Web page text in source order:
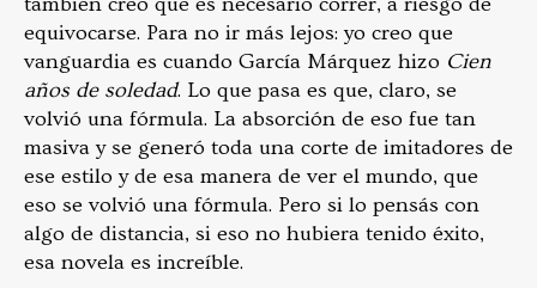
equivocarse. Para no ir más lejos: yo creo que
vanguardia es cuando García Márquez hizo Cien
años de soledad. Lo que pasa es que, claro, se
volvió una fórmula. La absorción de eso fue tan
masiva y se generó toda una corte de imitadores de
ese estilo y de esa manera de ver el mundo, que
eso se volvió una fórmula. Pero si lo pensás con
algo de distancia, si eso no hubiera tenido éxito,
esa novela es increíble.